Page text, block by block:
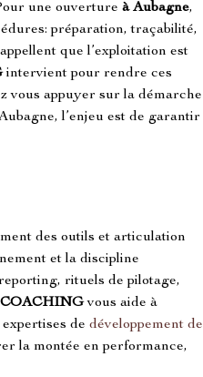
une ouverture à Aubagne,
préparation, traçabilité,
que l’exploitation est
intervient pour rendre ces
vous appuyer sur la démarche
l’enjeu est de garantir
des outils et articulation
et la discipline
rituels de pilotage,
vous aide à
de développement de
la montée en performance,